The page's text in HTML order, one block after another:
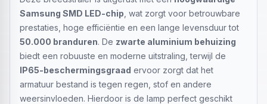
Samsung SMD LED-chip , wat zorgt voor betrouwbare
prestaties, hoge efficiëntie en een lange levensduur tot
50.000 branduren. De zwarte aluminium behuizing
biedt een robuuste en moderne uitstraling, terwijl de
IP65-beschermingsgraad ervoor zorgt dat het
armatuur bestand is tegen regen, stof en andere
weersinvloeden. Hierdoor is de lamp perfect geschikt